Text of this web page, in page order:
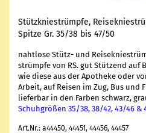
Stütz­knie­strümp­fe,
Spit­ze Gr. 35/38 bis 47/50
naht­lo­se Stütz-​ und
strümp­fe von RS. gut Stüt­zend auf
wie diese aus der Apo­the­ke oder
Ar­beit, auf Rei­sen im Zug, Bus und
lie­fer­bar in den Far­ben schwarz,
Schuh­grö­ßen 35/38, 38/42, 43/46 &
Art.Nr.: a44450, 44451, 44456, 44457